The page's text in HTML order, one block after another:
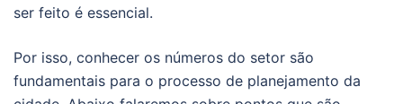
ser feito é essencial.
Por isso, conhecer os números do setor são
fundamentais para o processo de planejamento da